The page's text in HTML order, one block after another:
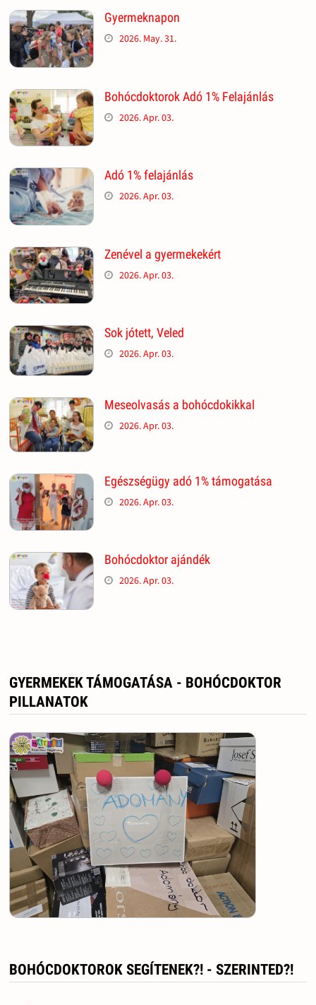
Gyermeknapon
2026. May. 31.
Bohócdoktorok Adó 1% Felajánlás
2026. Apr. 03.
Adó 1% felajánlás
2026. Apr. 03.
Zenével a gyermekekért
2026. Apr. 03.
Sok jótett, Veled
2026. Apr. 03.
Meseolvasás a bohócdokikkal
2026. Apr. 03.
Egészségügy adó 1% támogatása
2026. Apr. 03.
Bohócdoktor ajándék
2026. Apr. 03.
GYERMEKEK TÁMOGATÁSA - BOHÓCDOKTOR
PILLANATOK
BOHÓCDOKTOROK SEGÍTENEK?! - SZERINTED?!